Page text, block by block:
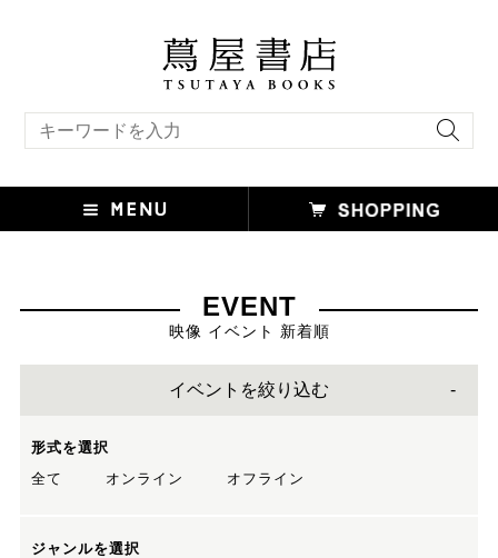
EVENT
映像 イベント 新着順
イベントを絞り込む
形式を選択
全て
オンライン オフライン
ジャンルを選択